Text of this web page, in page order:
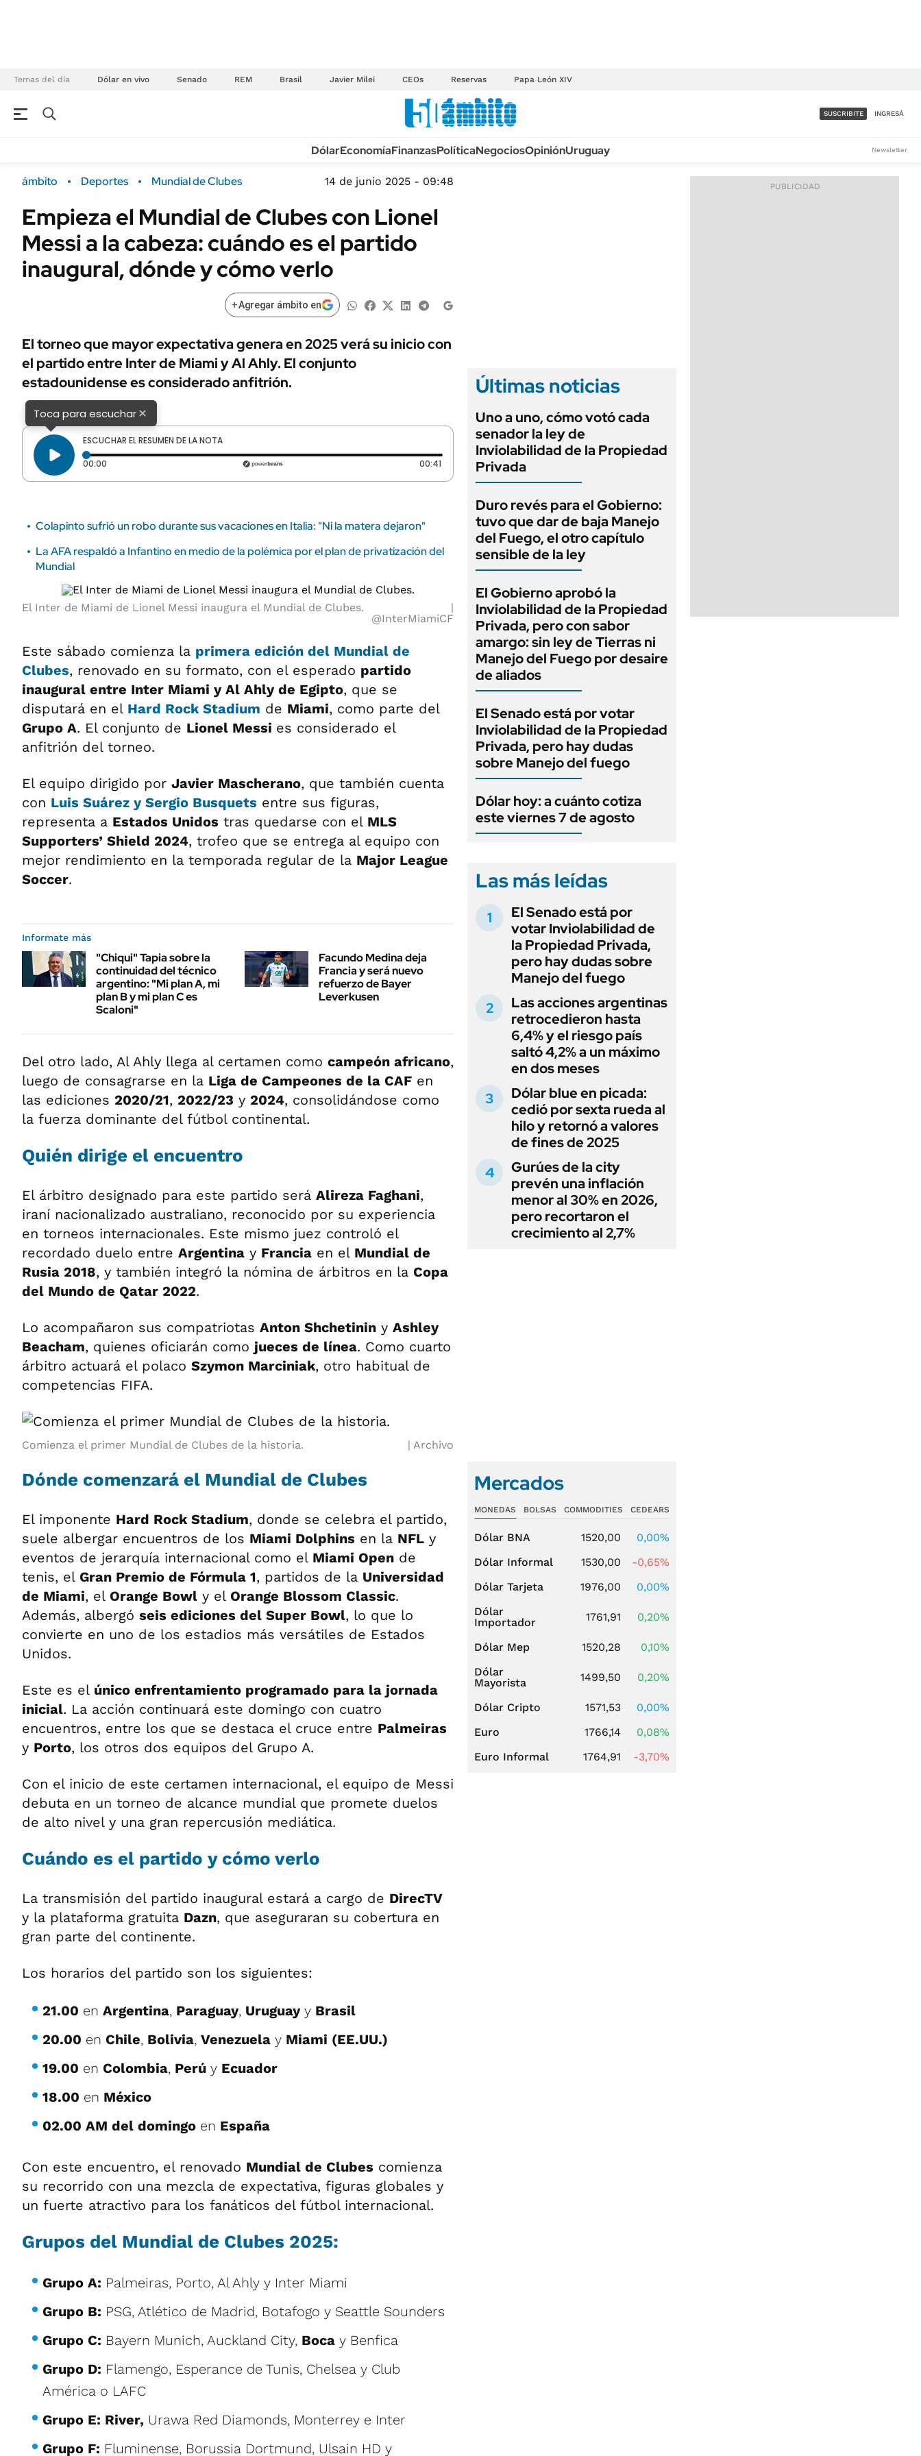
Temas del día Dólar en vivo Senado REM Brasil Javier Milei CEOs Reservas Papa León XIV
Campo
FINANZAS
Dólar
Sustentabilidad
POLÍTICA
URUGUAY
TECNOLOGÍA
MÉXICO
MUNDO
INFORMACIÓN GENERAL
AUTOS
ACCESO FULL - $1.800/MES
SUSCRIBITE INGRESÁ
DólarEconomíaFinanzasPolíticaNegociosOpiniónUruguay Newsletter
ámbito Deportes Mundial de Clubes 14 de junio 2025 - 09:48
Empieza el Mundial de Clubes con Lionel
Messi a la cabeza: cuándo es el partido
inaugural, dónde y cómo verlo
+Agregar ámbito en
El torneo que mayor expectativa genera en 2025 verá su inicio con
el partido entre Inter de Miami y Al Ahly. El conjunto
estadounidense es considerado anfitrión.
Toca para escuchar×
ESCUCHAR EL RESUMEN DE LA NOTA
00:00 Tiempo transcurrido: 0 segundos 00:41 Duración: 41 segundos
Colapinto sufrió un robo durante sus vacaciones en Italia: "Ni la matera dejaron"
La AFA respaldó a Infantino en medio de la polémica por el plan de privatización del
Mundial
El Inter de Miami de Lionel Messi inaugura el Mundial de Clubes.
@InterMiamiCF
Este sábado comienza la primera edición del Mundial de
Clubes, renovado en su formato, con el esperado partido
inaugural entre Inter Miami y Al Ahly de Egipto, que se
disputará en el Hard Rock Stadium de Miami, como parte del
Grupo A. El conjunto de Lionel Messi es considerado el
anfitrión del torneo.
El equipo dirigido por Javier Mascherano, que también cuenta
con Luis Suárez y Sergio Busquets entre sus figuras,
representa a Estados Unidos tras quedarse con el MLS
Supporters’ Shield 2024, trofeo que se entrega al equipo con
mejor rendimiento en la temporada regular de la Major League
Soccer.
Informate más
"Chiqui" Tapia sobre la
continuidad del técnico
argentino: "Mi plan A, mi
plan B y mi plan C es
Scaloni"
Facundo Medina deja
Francia y será nuevo
refuerzo de Bayer
Leverkusen
Del otro lado, Al Ahly llega al certamen como campeón africano,
luego de consagrarse en la Liga de Campeones de la CAF en
las ediciones 2020/21, 2022/23 y 2024, consolidándose como
la fuerza dominante del fútbol continental.
Quién dirige el encuentro
El árbitro designado para este partido será Alireza Faghani,
iraní nacionalizado australiano, reconocido por su experiencia
en torneos internacionales. Este mismo juez controló el
recordado duelo entre Argentina y Francia en el Mundial de
Rusia 2018, y también integró la nómina de árbitros en la Copa
del Mundo de Qatar 2022.
Lo acompañaron sus compatriotas Anton Shchetinin y Ashley
Beacham, quienes oficiarán como jueces de línea. Como cuarto
árbitro actuará el polaco Szymon Marciniak, otro habitual de
competencias FIFA.
Comienza el primer Mundial de Clubes de la historia. Archivo
Dónde comenzará el Mundial de Clubes
El imponente Hard Rock Stadium, donde se celebra el partido,
suele albergar encuentros de los Miami Dolphins en la NFL y
eventos de jerarquía internacional como el Miami Open de
tenis, el Gran Premio de Fórmula 1, partidos de la Universidad
de Miami, el Orange Bowl y el Orange Blossom Classic.
Además, albergó seis ediciones del Super Bowl, lo que lo
convierte en uno de los estadios más versátiles de Estados
Unidos.
Este es el único enfrentamiento programado para la jornada
inicial. La acción continuará este domingo con cuatro
encuentros, entre los que se destaca el cruce entre Palmeiras
y Porto, los otros dos equipos del Grupo A.
Con el inicio de este certamen internacional, el equipo de Messi
debuta en un torneo de alcance mundial que promete duelos
de alto nivel y una gran repercusión mediática.
Cuándo es el partido y cómo verlo
La transmisión del partido inaugural estará a cargo de DirecTV
y la plataforma gratuita Dazn, que aseguraran su cobertura en
gran parte del continente.
Los horarios del partido son los siguientes:
21.00 en Argentina, Paraguay, Uruguayy Brasil
20.00 en Chile, Bolivia, Venezuela y Miami (EE.UU.)
19.00 en Colombia, Perú y Ecuador
18.00 en México
02.00 AM del domingo en España
Con este encuentro, el renovado Mundial de Clubes comienza
su recorrido con una mezcla de expectativa, figuras globales y
un fuerte atractivo para los fanáticos del fútbol internacional.
Grupos del Mundial de Clubes 2025:
Grupo A: Palmeiras, Porto, Al Ahly y Inter Miami
Grupo B: PSG, Atlético de Madrid, Botafogo y Seattle Sounders
Grupo C: Bayern Munich, Auckland City, Boca y Benfica
Grupo D: Flamengo, Esperance de Tunis, Chelsea y Club
América o LAFC
Grupo E: River, Urawa Red Diamonds, Monterrey e Inter
Grupo F: Fluminense, Borussia Dortmund, Ulsain HD y
Últimas noticias
Uno a uno, cómo votó cada
senador la ley de
Inviolabilidad de la Propiedad
Privada
Duro revés para el Gobierno:
tuvo que dar de baja Manejo
del Fuego, el otro capítulo
sensible de la ley
El Gobierno aprobó la
Inviolabilidad de la Propiedad
Privada, pero con sabor
amargo: sin ley de Tierras ni
Manejo del Fuego por desaire
de aliados
El Senado está por votar
Inviolabilidad de la Propiedad
Privada, pero hay dudas
sobre Manejo del fuego
Dólar hoy: a cuánto cotiza
este viernes 7 de agosto
Las más leídas
El Senado está por
votar Inviolabilidad de
la Propiedad Privada,
pero hay dudas sobre
Manejo del fuego
Las acciones argentinas
retrocedieron hasta
6,4% y el riesgo país
saltó 4,2% a un máximo
en dos meses
Dólar blue en picada:
cedió por sexta rueda al
hilo y retornó a valores
de fines de 2025
Gurúes de la city
prevén una inflación
menor al 30% en 2026,
pero recortaron el
crecimiento al 2,7%
Mercados
MONEDAS BOLSAS COMMODITIES CEDEARS
Dólar BNA 1520,00
0,00%
Dólar Informal
1530,00
-0,65%
Dólar Tarjeta
1976,00
0,00%
Dólar
Importador
1761,91 0,20%
Dólar Mep 1520,28
0,10%
Dólar
Mayorista
1499,50 0,20%
Dólar Cripto 1571,53
0,00%
Euro
1766,14
0,08%
Euro Informal
1764,91 -3,70%